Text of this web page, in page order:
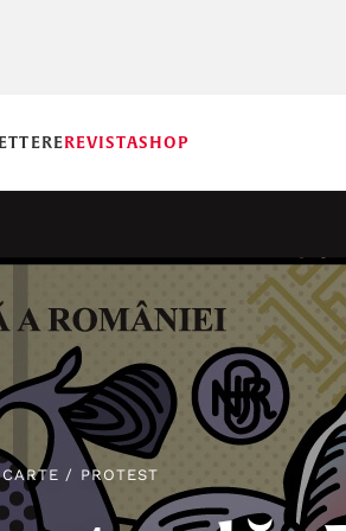
REVISTASHOP
CARTE / PROTEST